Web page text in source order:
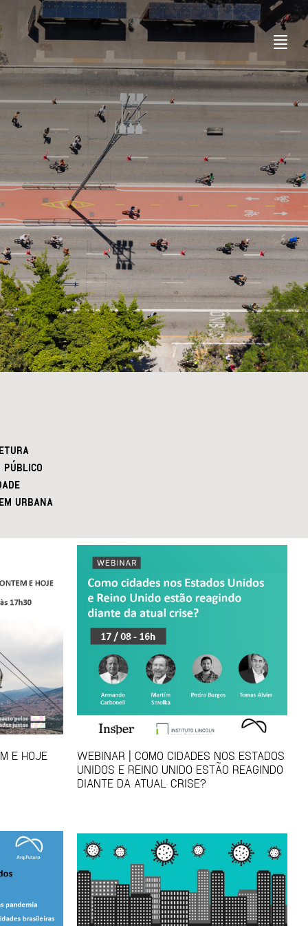
PÚBLICO
URBANA
E HOJE
WEBINAR | COMO CIDADES NOS ESTADOS
UNIDOS E REINO UNIDO ESTÃO REAGINDO
DIANTE DA ATUAL CRISE?